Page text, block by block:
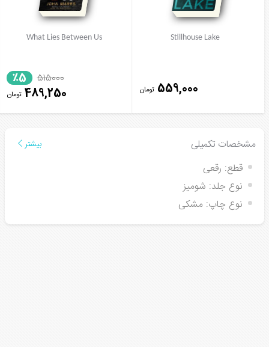
Stillhouse Lake
559,000 تومان
What Lies Between Us
515000
٪5
489,250 تومان
مشخصات تکمیلی بیشتر
قطع: رقعی
نوع جلد: شومیز
نوع چاپ: مشکی